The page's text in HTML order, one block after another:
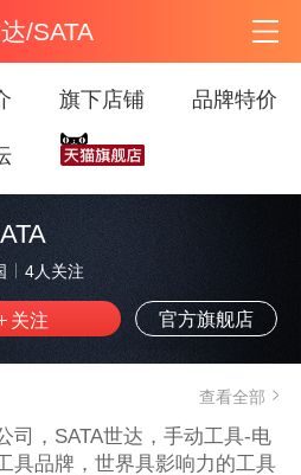
/SATA
旗下店铺 品牌特价
4人关注
官方旗舰店
查看全部
司，SATA世达，手动工具-电
具品牌，世界具影响力的工具